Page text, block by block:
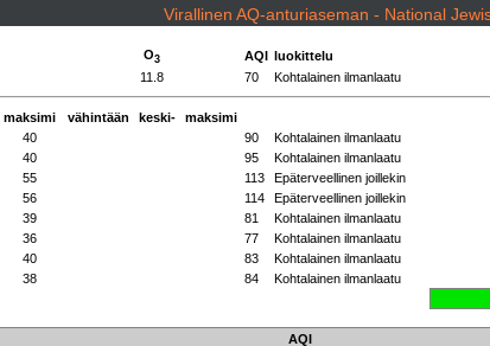
Virallinen AQ-anturiaseman - National
O3 AQI luokittelu
11.8 70 Kohtalainen ilmanlaatu
maksimi vähintään keski-
maksimi
40 90
Kohtalainen ilmanlaatu
40 95
Kohtalainen ilmanlaatu
55 113
Epäterveellinen joillekin
56 114
Epäterveellinen joillekin
39 81
Kohtalainen ilmanlaatu
36 77
Kohtalainen ilmanlaatu
40 83
Kohtalainen ilmanlaatu
38 84 Kohtalainen ilmanlaatu
AQI